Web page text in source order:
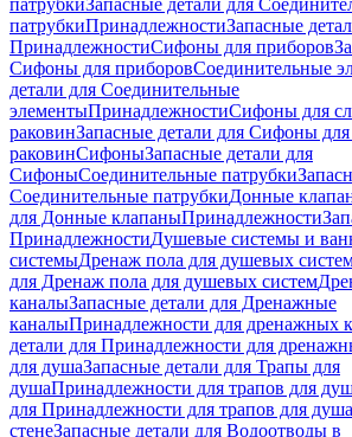
патрубкиЗапасные детали для
патрубкиПринадлежностиЗапасные
ПринадлежностиСифоны для приборов
Сифоны для приборовСоединительные
детали для Соединительные
элементыПринадлежностиСифоны для
раковинЗапасные детали для Сифоны
раковинСифоныЗапасные детали для
СифоныСоединительные патрубки
Соединительные патрубкиДонные
для Донные клапаныПринадлежности
ПринадлежностиДушевые системы и
системыДренаж пола для душевых
для Дренаж пола для душевых систем
каналыЗапасные детали для Дренажные
каналыПринадлежности для дренажных
детали для Принадлежности для
для душаЗапасные детали для Трапы для
душаПринадлежности для трапов для
для Принадлежности для трапов для душа
стенеЗапасные детали для Водоотводы в